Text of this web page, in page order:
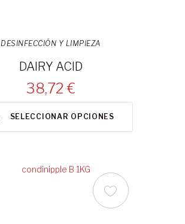
DESINFECCIÓN Y LIMPIEZA
DAIRY ACID
38,72 €
SELECCIONAR OPCIONES